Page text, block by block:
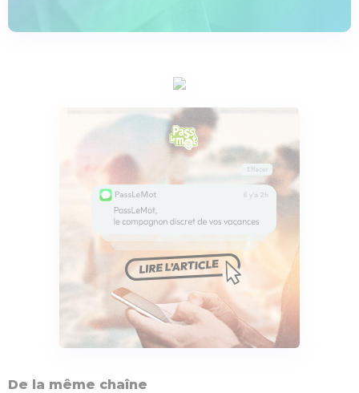
De la même chaîne